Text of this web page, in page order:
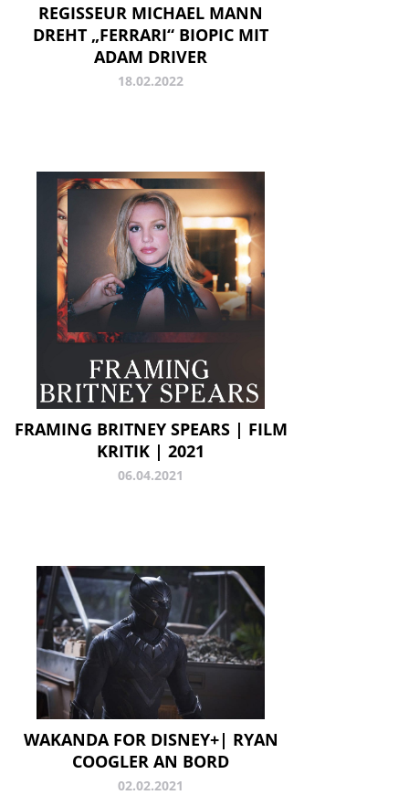
REGISSEUR MICHAEL MANN
DREHT „FERRARI“ BIOPIC MIT
ADAM DRIVER
18.02.2022
FRAMING BRITNEY SPEARS | FILM
KRITIK | 2021
06.04.2021
WAKANDA FOR DISNEY+| RYAN
COOGLER AN BORD
02.02.2021